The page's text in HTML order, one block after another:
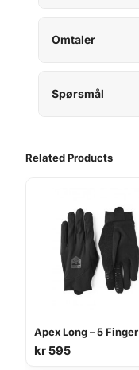
Omtaler
Spørsmål
Related Products
Apex Long – 5 Finger
kr595